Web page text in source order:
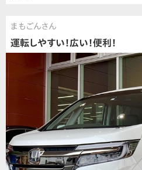
まもごんさん
運転しやすい！広い！便利！